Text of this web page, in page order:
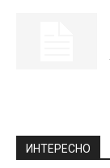
ИНТЕРЕСНО